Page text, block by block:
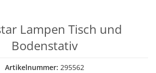
Lampen Tisch und
Bodenstativ
Artikelnummer: 295562